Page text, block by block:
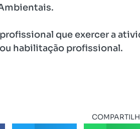
que exercer a
habilitação profissional.